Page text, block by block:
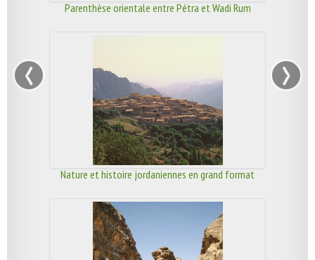
Parenthèse orientale entre Pétra et Wadi Rum
Nature et histoire jordaniennes en grand format
‹ ›